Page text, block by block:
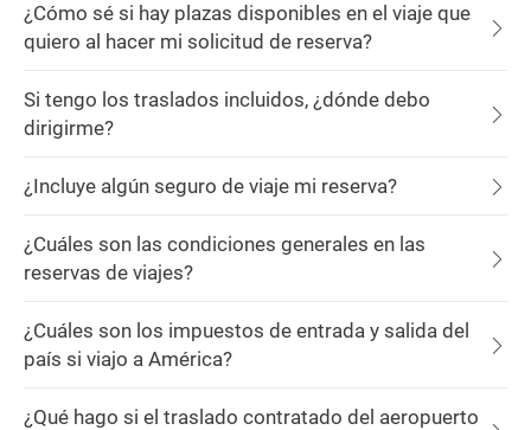
¿Cómo sé si hay plazas disponibles en el viaje que
quiero al hacer mi solicitud de reserva?
Si tengo los traslados incluidos, ¿dónde debo
dirigirme?
¿Incluye algún seguro de viaje mi reserva?
¿Cuáles son las condiciones generales en las
reservas de viajes?
¿Cuáles son los impuestos de entrada y salida del
país si viajo a América?
¿Qué hago si el traslado contratado del aeropuerto